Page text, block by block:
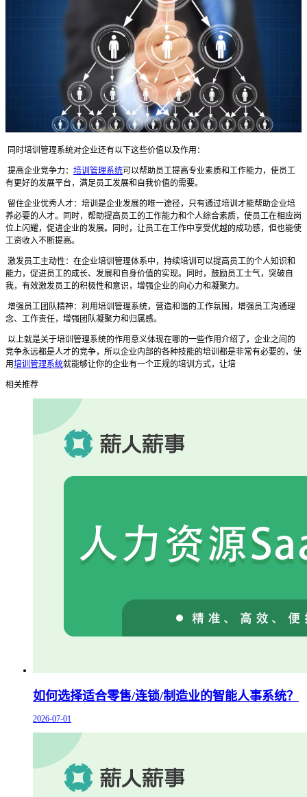
同时培训管理系统对企业还有以下这些价值以及作用：
提高企业竞争力： 培训管理系统可以帮助员工提高专业素质和工作能力，使员工
有更好的发展平台，满足员工发展和自我价值的需要。
留住企业优秀人才：培训是企业发展的唯一途径，只有通过培训才能帮助企业培
养必要的人才。同时，帮助提高员工的工作能力和个人综合素质，使员工在相应岗
位上闪耀，促进企业的发展。同时，让员工在工作中享受优越的成功感，但也能使
工资收入不断提高。
激发员工主动性：在企业培训管理体系中，持续培训可以提高员工的个人知识和
能力，促进员工的成长、发展和自身价值的实现。同时，鼓励员工士气，突破自
我，有效激发员工的积极性和意识，增强企业的向心力和凝聚力。
增强员工团队精神：利用培训管理系统，营造和谐的工作氛围，增强员工沟通理
念、工作责任，增强团队凝聚力和归属感。
以上就是关于培训管理系统的作用意义体现在哪的一些作用介绍了，企业之间的
竞争永远都是人才的竞争，所以企业内部的各种技能的培训都是非常有必要的，使
用培训管理系统就能够让你的企业有一个正规的培训方式，让培
相关推荐
如何选择适合零售/连锁/制造业的智能人事系统？
2026-07-01